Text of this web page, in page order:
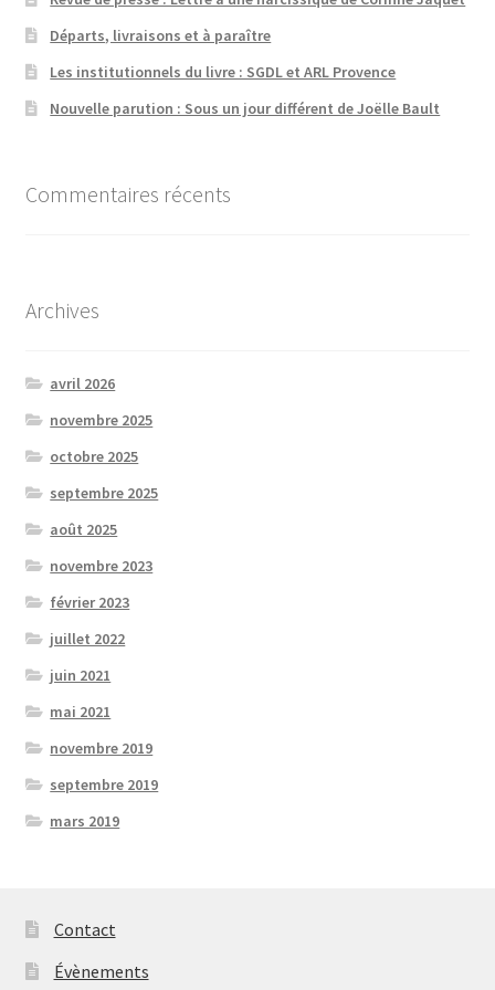
Départs, livraisons et à paraître
Les institutionnels du livre : SGDL et ARL Provence
Nouvelle parution : Sous un jour différent de Joëlle Bault
Commentaires récents
Archives
avril 2026
novembre 2025
octobre 2025
septembre 2025
août 2025
novembre 2023
février 2023
juillet 2022
juin 2021
mai 2021
novembre 2019
septembre 2019
mars 2019
Contact
Évènements